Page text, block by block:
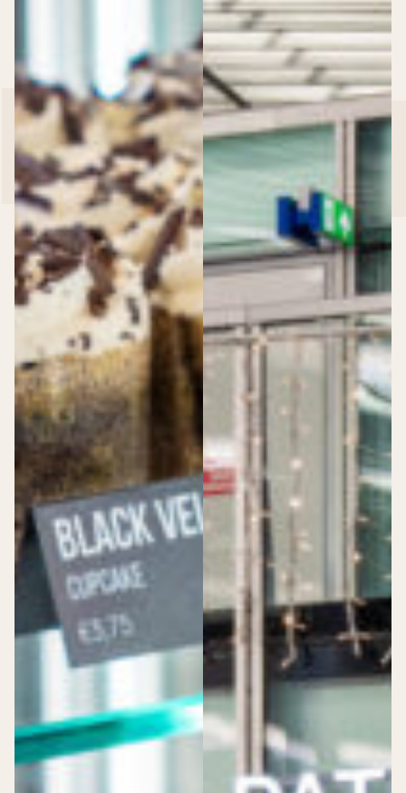
Dudok Aan De Maas
Dudok In Het Park
HAKA Rotterdam
RDM Kantine
Regentenhuis van Kuyl’s Fundatie
Schiecentrale
Trattoria Sophia
Van Nelle Fabriek
Zakelijke events
>
Zakelijke events
Bijeenkomsten
Bijeenkomst
Dance event
Congres
Sport event
Beurs
Speciale
momenten
Expositie
Productlancering
Opnames
Netwerk & vieren
Personeelsfeest
Borrel
Diner
Festival
Particuliere events
>
Particuliere events
Vieren
High tea
Babyshower
Borrel
Diner
Feest
Huwelijksdag
Speciale
momenten
Babyshower
Huwelijksdag
Uitvaart
Online bestellen
Dudok Patisserie Rotterdam CS